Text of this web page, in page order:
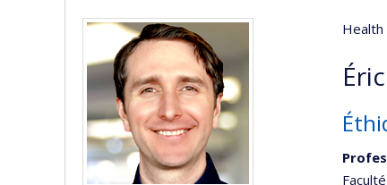
Health